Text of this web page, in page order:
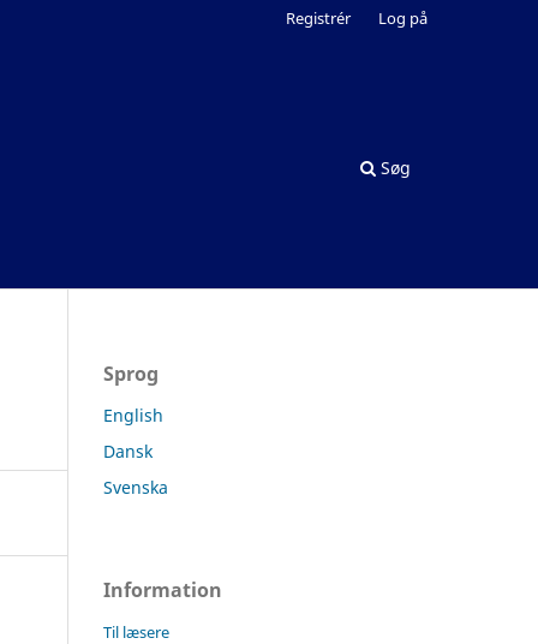
Søg
Registrér Log på
Sprog
English
Dansk
Svenska
Information
Til læsere